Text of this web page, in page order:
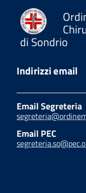
di Sondrio
Indirizzi email
Email Segreteria
Email PEC